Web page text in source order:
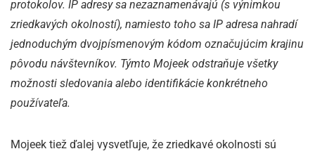
protokolov. IP adresy sa nezaznamenávajú (s výnimkou
zriedkavých okolností), namiesto toho sa IP adresa nahradí
jednoduchým dvojpísmenovým kódom označujúcim krajinu
pôvodu návštevníkov. Týmto Mojeek odstraňuje všetky
možnosti sledovania alebo identifikácie konkrétneho
používateľa.
Mojeek tiež ďalej vysvetľuje, že zriedkavé okolnosti sú